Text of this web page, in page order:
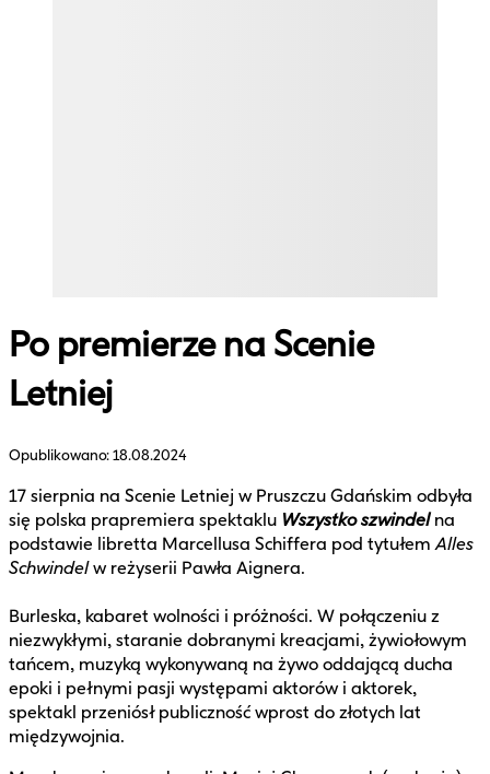
Po premierze na Scenie
Letniej
Opublikowano:18.08.2024
17 sierpnia na Scenie Letniej w Pruszczu Gdańskim odbyła
się polska prapremiera spektaklu Wszystko szwindelna
podstawie libretta Marcellusa Schiffera pod tytułemAlles
Schwindelw reżyserii Pawła Aignera.
Burleska, kabaret wolności i próżności. W połączeniu z
niezwykłymi, staranie dobranymi kreacjami, żywiołowym
tańcem, muzyką wykonywaną na żywo oddającą ducha
epoki i pełnymi pasji występami aktorów i aktorek,
spektakl przeniósł publiczność wprost do złotych lat
międzywojnia.